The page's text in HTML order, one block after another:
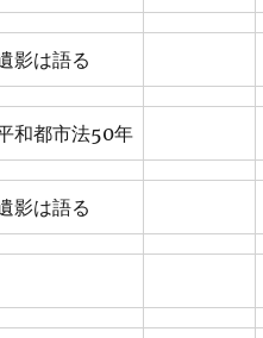
影は語る
和都市法50年
影は語る